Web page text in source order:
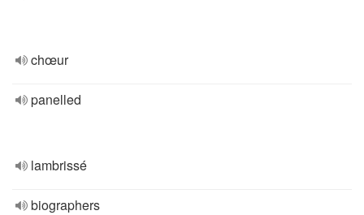
chœur
panelled
lambrissé
biographers